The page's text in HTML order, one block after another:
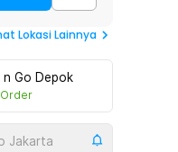
Lokasi Lainnya
n Go Depok
Jakarta